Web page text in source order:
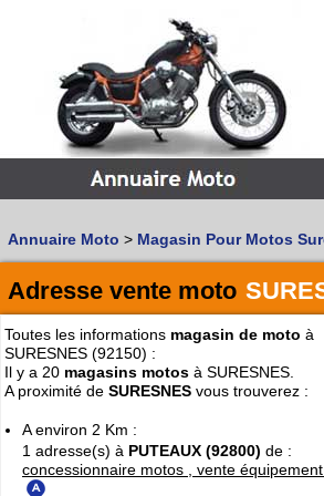
Vous recherchez un garage MOTO
Quoi :
Où :
Retrouvez dans votre VILLE
les bonnes adresses deL'ANNUAIRE
480
768
Annuaire Moto > Magasin Pour Motos
Adresse vente moto
Toutes les informations magasin de moto à
SURESNES (92150) :
Il y a 20 magasins motos à SURESNES.
A proximité de SURESNES vous trouverez :
A environ 2 Km :
1 adresse(s) à PUTEAUX (92800) de :
concessionnaire motos , vente